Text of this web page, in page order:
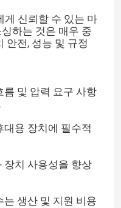
게 신뢰할 수 있는 마
하는 것은 매우 중
안전, 성능 및 규정
및 압력 요구 사항
용 장치에 필수적
장치 사용성을 향상
생산 및 지원 비용